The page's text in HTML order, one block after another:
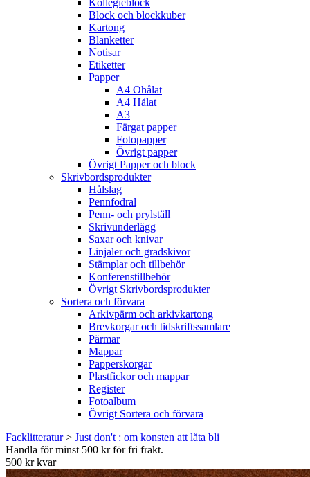
Kollegieblock
Block och blockkuber
Kartong
Blanketter
Notisar
Etiketter
Papper
A4 Ohålat
A4 Hålat
A3
Färgat papper
Fotopapper
Övrigt papper
Övrigt Papper och block
Skrivbordsprodukter
Hålslag
Pennfodral
Penn- och prylställ
Skrivunderlägg
Saxar och knivar
Linjaler och gradskivor
Stämplar och tillbehör
Konferenstillbehör
Övrigt Skrivbordsprodukter
Sortera och förvara
Arkivpärm och arkivkartong
Brevkorgar och tidskriftssamlare
Pärmar
Mappar
Papperskorgar
Plastfickor och mappar
Register
Fotoalbum
Övrigt Sortera och förvara
Facklitteratur> Just don't : om konsten att låta bli
Handla för minst 500 kr för fri frakt.
500 kr kvar